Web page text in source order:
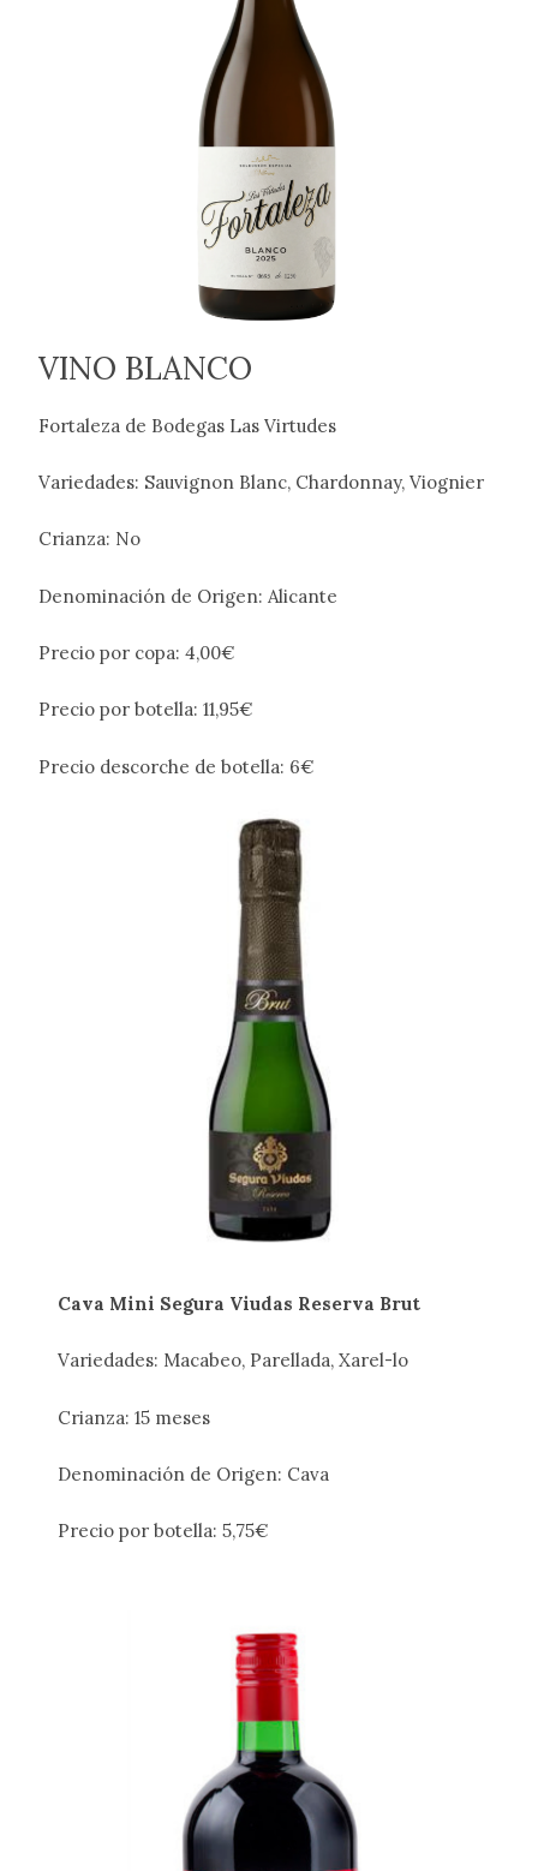
VINO BLANCO
Fortaleza de Bodegas Las Virtudes
Variedades: Sauvignon Blanc, Chardonnay, Viognier
Crianza: No
Denominación de Origen: Alicante
Precio por copa: 4,00€
Precio por botella: 11,95€
Precio descorche de botella: 6€
Cava Mini Segura Viudas Reserva Brut
Variedades: Macabeo, Parellada, Xarel-lo
Crianza: 15 meses
Denominación de Origen: Cava
Precio por botella: 5,75€